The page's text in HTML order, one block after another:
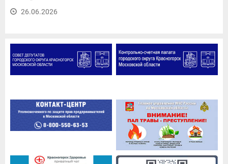
26.06.2026